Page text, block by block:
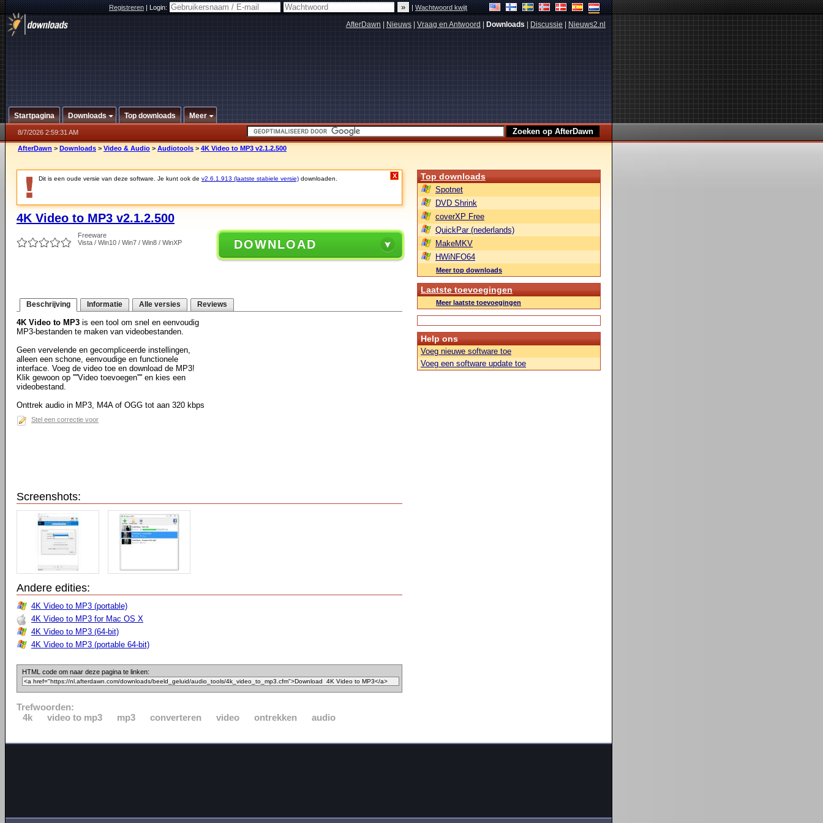
Registreren|Login: |Wachtwoord kwijt
AfterDawn Nieuws Vraag en Antwoord Downloads Discussie Nieuws2.nl
Startpagina Downloads Top downloads Meer
8/7/2026 2:59:31 AM
AfterDawn > Downloads > Video & Audio > Audiotools > 4K Video to MP3 v2.1.2.500
Dit is een oude versie van deze software. Je kunt ook de v2.6.1.913 (laatste stabiele versie) downloaden. X
4K Video to MP3 v2.1.2.500
Freeware
Vista / Win10 / Win7 / Win8 / WinXP
DOWNLOAD
Beschrijving Informatie Alle versies Reviews
4K Video to MP3 is een tool om snel en eenvoudig
MP3-bestanden te maken van videobestanden.
Geen vervelende en gecompliceerde instellingen,
alleen een schone, eenvoudige en functionele
interface. Voeg de video toe en download de MP3!
Klik gewoon op ''''Video toevoegen'''' en kies een
videobestand.
Onttrek audio in MP3, M4A of OGG tot aan 320 kbps
Stel een correctie voor
Screenshots:
Andere edities:
4K Video to MP3 (portable)
4K Video to MP3 for Mac OS X
4K Video to MP3 (64-bit)
4K Video to MP3 (portable 64-bit)
HTML code om naar deze pagina te linken:
Trefwoorden:
4k
video to mp3 mp3 converteren video ontrekken audio
Top downloads
Spotnet
DVD Shrink
coverXP Free
QuickPar (nederlands)
MakeMKV
HWiNFO64
Meer top downloads
Laatste toevoegingen
Meer laatste toevoegingen
Help ons
Voeg nieuwe software toe
Voeg een software update toe